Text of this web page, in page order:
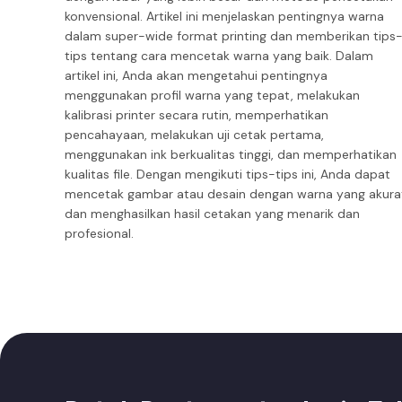
konvensional. Artikel ini menjelaskan pentingnya warna
dalam super-wide format printing dan memberikan tips-
tips tentang cara mencetak warna yang baik. Dalam
artikel ini, Anda akan mengetahui pentingnya
menggunakan profil warna yang tepat, melakukan
kalibrasi printer secara rutin, memperhatikan
pencahayaan, melakukan uji cetak pertama,
menggunakan ink berkualitas tinggi, dan memperhatikan
kualitas file. Dengan mengikuti tips-tips ini, Anda dapat
mencetak gambar atau desain dengan warna yang
dan menghasilkan hasil cetakan yang menarik dan
profesional.